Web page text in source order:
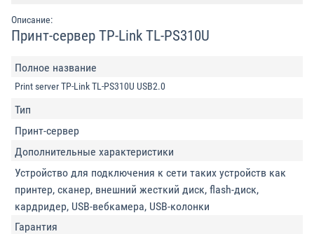
Описание:
Принт-сервер TP-Link TL-PS310U
Полное название
Print server TP-Link TL-PS310U USB2.0
Тип
Принт-сервер
Дополнительные характеристики
Устройство для подключения к сети таких устройств как
принтер, сканер, внешний жесткий диск, flash-диск,
кардридер, USB-вебкамера, USB-колонки
Гарантия